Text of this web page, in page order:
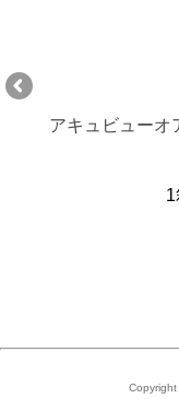
アキュビューオ
Copyright